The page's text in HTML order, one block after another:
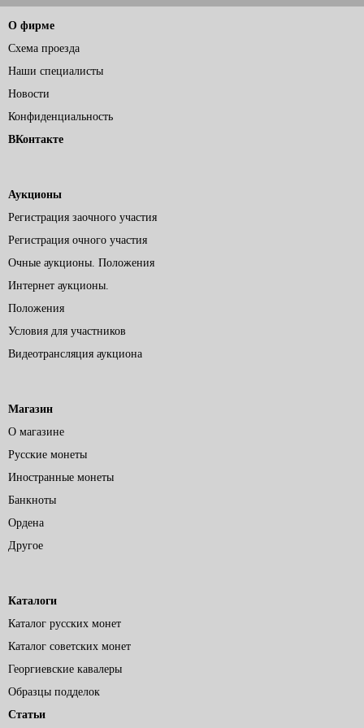
О фирме
Схема проезда
Наши специалисты
Новости
Конфиденциальность
ВКонтакте
Аукционы
Регистрация заочного участия
Регистрация очного участия
Очные аукционы. Положения
Интернет аукционы.
Положения
Условия для участников
Видеотрансляция аукциона
Магазин
О магазине
Русские монеты
Иностранные монеты
Банкноты
Ордена
Другое
Каталоги
Каталог русских монет
Каталог советских монет
Георгиевские кавалеры
Образцы подделок
Статьи